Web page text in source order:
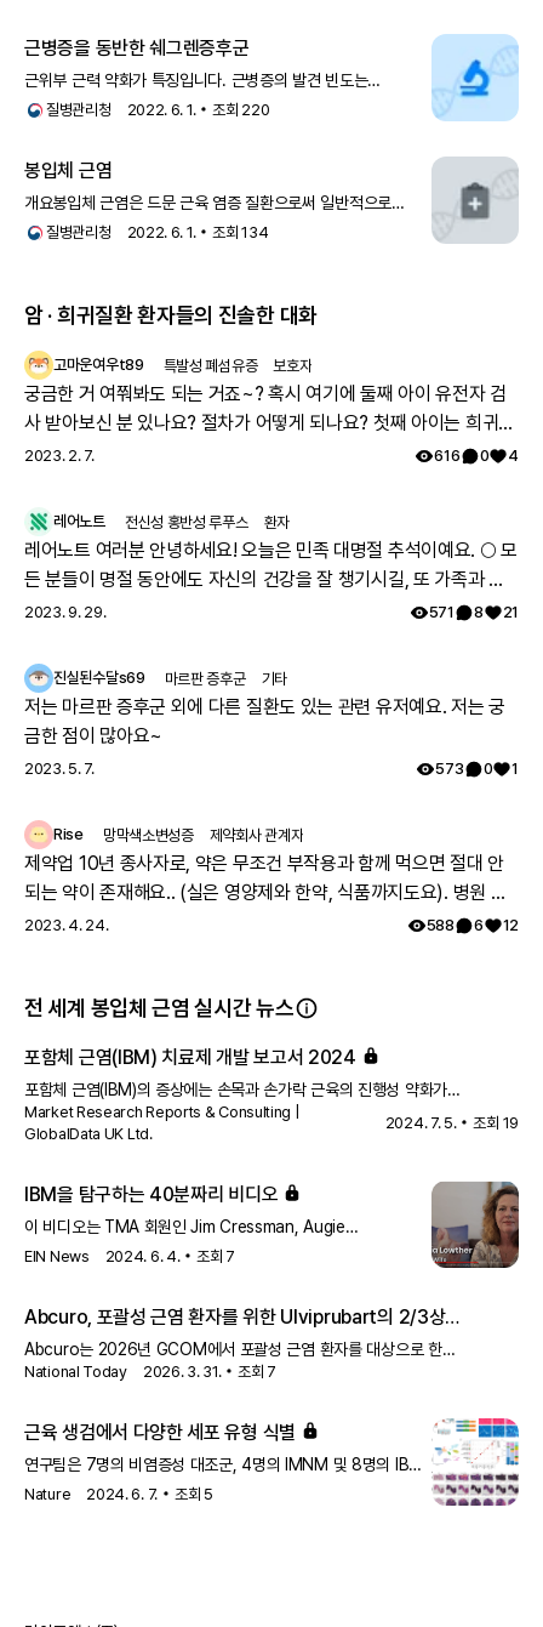
근병증을 동반한 쉐그렌증후군
근위부 근력 약화가 특징입니다. 근병증의 발견 빈도는
2.5~47%까지로 보고가 다양합니다. 매우 드물게, 봉입체
질병관리청 2022. 6. 1. 조회 220
봉입체 근염
개요봉입체 근염은 드문 근육 염증 질환으로써 일반적으로
성인기에 나타나기 시작합니다. 이 질환은 특히 팔과 다리에
질병관리청 2022. 6. 1. 조회134
암 · 희귀질환 환자들의 진솔한 대화
고마운여우t89 특발성 폐섬유증 보호자
궁금한 거 여쭤봐도 되는 거죠~? 혹시 여기에 둘째 아이 유전자 검
사 받아보신 분 있나요? 절차가 어떻게 되나요? 첫째 아이는 희귀질
환 진단받았고, 당시에 애기 아빠랑 저랑 유전자 검사했는데 돌연변
걱정스러워서리.. 다들 몇주차에 무슨 검사하셨나요? 도움 좀 주심
감사하겠습니다.
2023. 2. 7. 616 0 4
레어노트 전신성 홍반성 루푸스 환자
레어노트 여러분 안녕하세요! 오늘은 민족 대명절 추석이예요. 🌕 모
든 분들이 명절 동안에도 자신의 건강을 잘 챙기시길, 또 가족과 함
께 따뜻하고 행복한 시간 보내시길 레어노트팀이 기원하겠습니다!
2023. 9. 29. 571 8 21
진실된수달s69 마르판 증후군 기타
저는 마르판 증후군 외에 다른 질환도 있는 관련 유저예요. 저는 궁
금한 점이 많아요~
2023. 5. 7. 573 0 1
Rise 망막색소변성증 제약회사 관계자
제약업 10년 종사자로, 약은 무조건 부작용과 함께 먹으면 절대 안
되는 약이 존재해요.. (실은 영양제와 한약, 식품까지도요). 병원 여
러과를 도시면서 진료과에서 따로따로 치료약을 처방하는데, 의료
안전성을 제약사가 의무적으로(법적으로) 추적해야만 하기 때문에
가장많아요~! 제약사 홈페이지에 가시면 정보를 확인하실 수 있고
제약사에 따로 medical informatics (MI) 대응 부서가 있어 전화,
이메일등으로 물어보실 수 있어요! 또 안전성 데이터를 수집하고 식
약의 상호작용을 고려하지 않고 처방되어 일어나는 부작용이 내가
2023. 4. 24. 588 6 12
전 세계 봉입체 근염 실시간 뉴스
포함체 근염(IBM) 치료제 개발 보고서 2024
포함체 근염(IBM)의 증상에는 손목과 손가락 근육의 진행성 약화가
포함됩니다. 이 보고서는 치료제 개발에 참여하는 주요 업체들에 대한 개요를
제공합니다.
Market Research Reports & Consulting |
GlobalData UK Ltd.
2024. 7. 5. 조회 19
IBM을 탐구하는 40분짜리 비디오
이 비디오는 TMA 회원인 Jim Cressman, Augie
DeAugustinis, Larry Leisher, Dan과 Alicia Lowther,
리프트와 욕실 개조와 같은 실제 생활의 적응을 보여줍니다.
EIN News 2024. 6. 4. 조회 7
Abcuro, 포괄성 근염 환자를 위한 Ulviprubart의 2/3상
MUSCLE 연구 결과 발표
Abcuro는 2026년 GCOM에서 포괄성 근염 환자를 대상으로 한
Ulviprubart의 2/3상 MUSCLE 연구 결과를 발표했습니다. 이 연구는
National Today 2026. 3. 31. 조회 7
근육 생검에서 다양한 세포 유형 식별
연구팀은 7명의 비염증성 대조군, 4명의 IMNM 및 8명의 IBM
환자의 대퇴근 생검에서 snRNA-seq을 수행했습니다. 근방추
Nature 2024. 6. 7. 조회 5